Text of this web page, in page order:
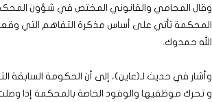
وقال المحامي والقانوني المختص في شؤون المحكمة
المحكمة تأتي على أساس مذكرة التفاهم التي
الله حمدوك.
وأشار في حديث لـ(عاين)، إلى أن الحكومة السابقة
و تحرك موظفيها والوفود الخاصة بالمحكمة إذا